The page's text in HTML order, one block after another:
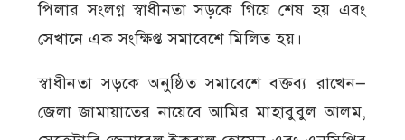
পিলার সংলগ্ন স্বাধীনতা সড়কে গিয়ে শেষ হয় এবং
সেখানে এক সংক্ষিপ্ত সমাবেশে মিলিত হয়।
স্বাধীনতা সড়কে অনুষ্ঠিত সমাবেশে বক্তব্য রাখেন—
জেলা জামায়াতের নায়েবে আমির মাহাবুবুল আলম,